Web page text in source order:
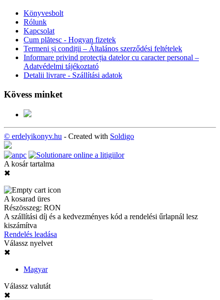
Könyvesbolt
Rólunk
Kapcsolat
Cum plătesc - Hogyan fizetek
Termeni și condiții – Általános szerződési feltételek
Informare privind protecția datelor cu caracter personal –
Adatvédelmi tájékoztató
Detalii livrare - Szállítási adatok
Kövess minket
© erdelyikonyv.hu - Created with Soldigo
A kosár tartalma
✖
A kosarad üres
Részösszeg: RON
A szállítási díj és a kedvezményes kód a rendelési űrlapnál lesz
kiszámítva
Rendelés leadása
Válassz nyelvet
✖
Magyar
Válassz valutát
✖